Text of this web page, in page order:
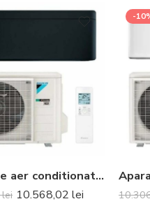
Aparat de aer conditionat Daikin Stylish Bluevolution FTXA50CB-RXA50B8 Inverter 18000 BTU Black – Telecomanda inclusa
lei 10.568,02 lei
-